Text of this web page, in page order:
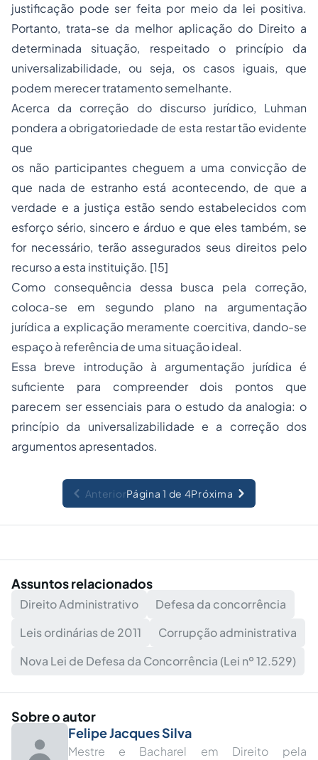
justificação pode ser feita por meio da lei positiva.
Portanto, trata-se da melhor aplicação do Direito a
determinada situação, respeitado o princípio da
universalizabilidade, ou seja, os casos iguais, que
podem merecer tratamento semelhante.
Acerca da correção do discurso jurídico, Luhman
pondera a obrigatoriedade de esta restar tão evidente
que
os não participantes cheguem a uma convicção de
que nada de estranho está acontecendo, de que a
verdade e a justiça estão sendo estabelecidos com
esforço sério, sin­cero e árduo e que eles também, se
for necessário, terão assegura­dos seus direitos pelo
recurso a esta instituição. [15]
Como consequência dessa busca pela correção,
coloca-se em segundo plano na argumentação
jurídica a explicação meramente coercitiva, dando-se
espaço à referência de uma situação ideal.
Essa breve introdução à argumentação jurídica é
suficiente para compreender dois pontos que
parecem ser essenciais para o estudo da analogia: o
princípio da universalizabilidade e a correção dos
argumentos apresentados.
AnteriorPágina 1 de 4Próxima
Assuntos relacionados
Direito Administrativo
Defesa da concorrência
Leis ordinárias de 2011
Corrupção administrativa
Nova Lei de Defesa da Concorrência (Lei nº 12.529)
Sobre o autor
Felipe Jacques Silva
Mestre e Bacharel em Direito pela